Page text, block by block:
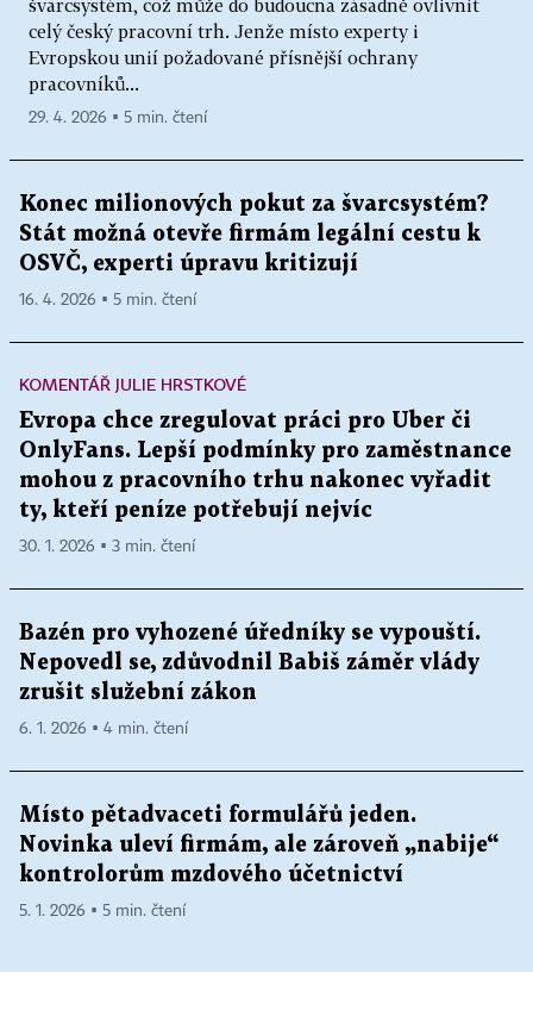
švarcsystém, což může do budoucna zásadně ovlivnit
celý český pracovní trh. Jenže místo experty i
Evropskou unií požadované přísnější ochrany
pracovníků...
29. 4. 2026 ▪ 5 min. čtení
Konec milionových pokut za švarcsystém?
Stát možná otevře firmám legální cestu k
OSVČ, experti úpravu kritizují
16. 4. 2026 ▪ 5 min. čtení
KOMENTÁŘ JULIE HRSTKOVÉ
Evropa chce zregulovat práci pro Uber či
OnlyFans. Lepší podmínky pro zaměstnance
mohou z pracovního trhu nakonec vyřadit
ty, kteří peníze potřebují nejvíc
30. 1. 2026 ▪ 3 min. čtení
Bazén pro vyhozené úředníky se vypouští.
Nepovedl se, zdůvodnil Babiš záměr vlády
zrušit služební zákon
6. 1. 2026 ▪ 4 min. čtení
Místo pětadvaceti formulářů jeden.
Novinka uleví firmám, ale zároveň „nabije“
kontrolorům mzdového účetnictví
5. 1. 2026 ▪ 5 min. čtení